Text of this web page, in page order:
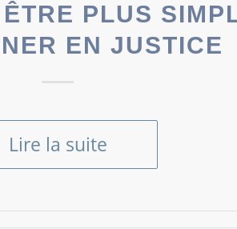
PLUS
EN JUSTICE
Lire la suite